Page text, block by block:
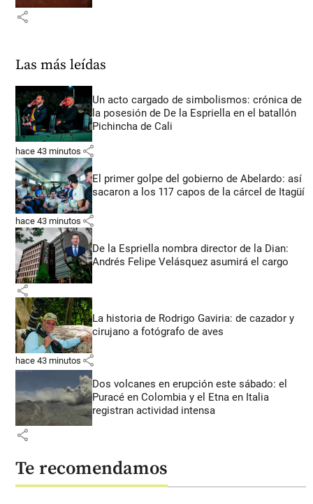
share
Las más leídas
Un acto cargado de simbolismos: crónica de
la posesión de De la Espriella en el batallón
Pichincha de Cali
hace 43 minutos share
El primer golpe del gobierno de Abelardo: así
sacaron a los 117 capos de la cárcel de Itagüí
hace 43 minutos share
De la Espriella nombra director de la Dian:
Andrés Felipe Velásquez asumirá el cargo
share
La historia de Rodrigo Gaviria: de cazador y
cirujano a fotógrafo de aves
hace 43 minutos share
Dos volcanes en erupción este sábado: el
Puracé en Colombia y el Etna en Italia
registran actividad intensa
share
Te recomendamos